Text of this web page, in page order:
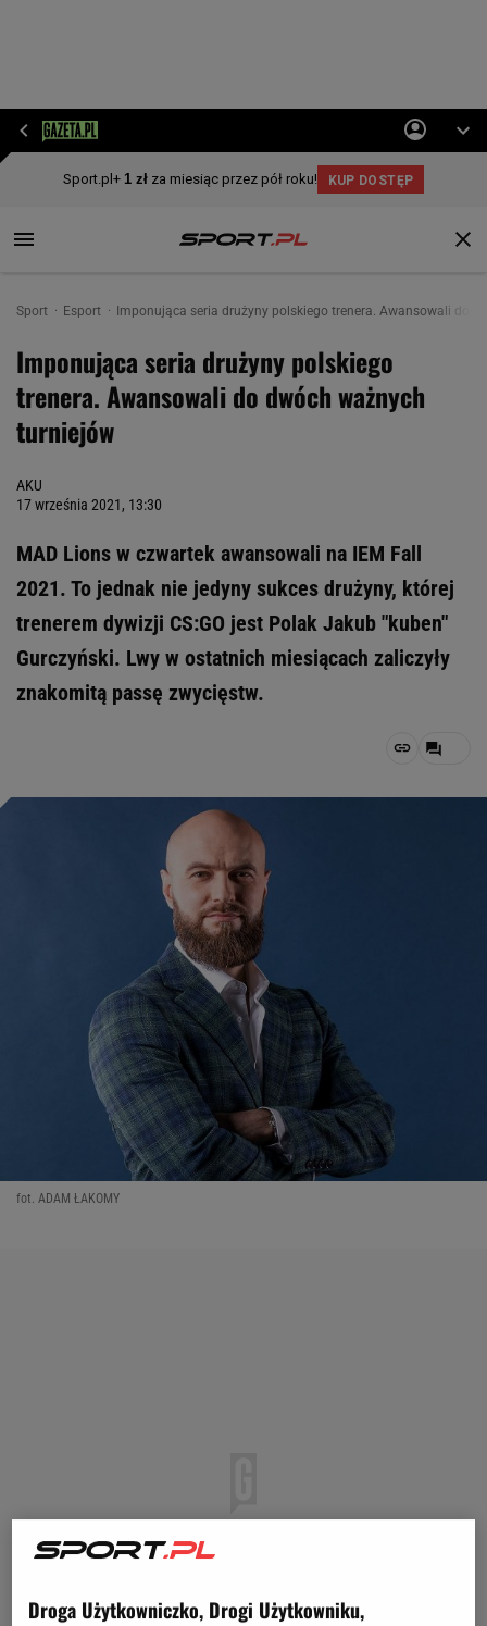
Sport Esport Imponująca seria drużyny polskiego trenera. Awansowali do
Imponująca seria drużyny polskiego
trenera. Awansowali do dwóch ważnych
turniejów
AKU
17 września 2021, 13:30
MAD Lions w czwartek awansowali na IEM Fall
2021. To jednak nie jedyny sukces drużyny, której
trenerem dywizji CS:GO jest Polak Jakub "kuben"
Gurczyński. Lwy w ostatnich miesiącach zaliczyły
znakomitą passę zwycięstw.
fot. ADAM ŁAKOMY
Droga Użytkowniczko, Drogi Użytkowniku,